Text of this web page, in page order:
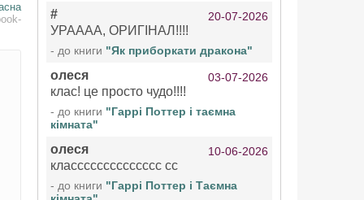
# 20-07-2026
УРАААА, ОРИГІНАЛ!!!!
- до книги "Як приборкати дракона"
олеся 03-07-2026
клас! це просто чудо!!!!
- до книги "Гаррі Поттер і таємна
кімната"
олеся 10-06-2026
класссссссссссссс сс
- до книги "Гаррі Поттер і Таємна